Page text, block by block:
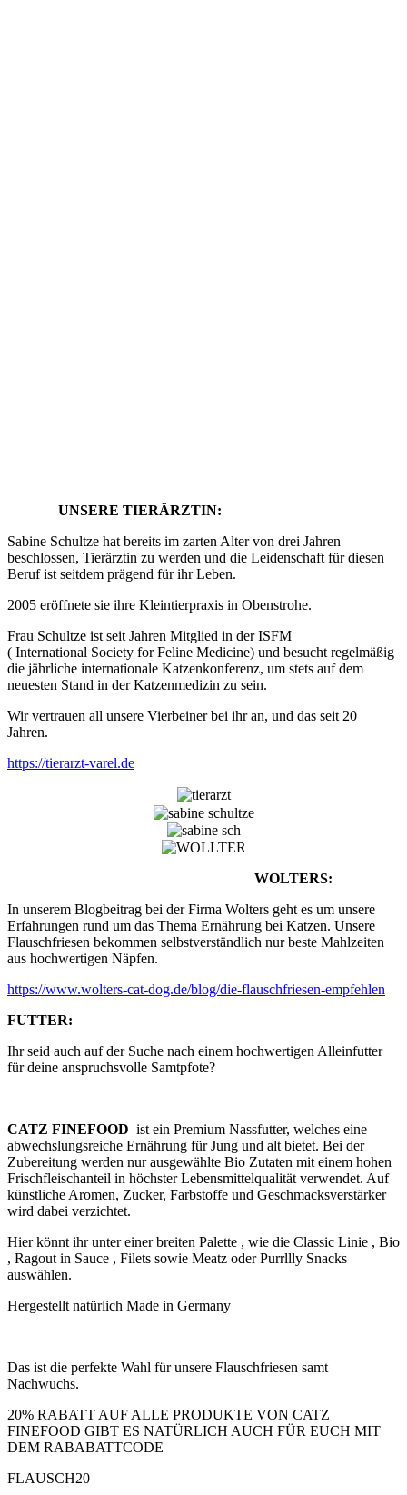
UNSERE TIERÄRZTIN:
Sabine Schultze hat bereits im zarten Alter von drei Jahren
beschlossen, Tierärztin zu werden und die Leidenschaft für diesen
Beruf ist seitdem prägend für ihr Leben.
2005 eröffnete sie ihre Kleintierpraxis in Obenstrohe.
Frau Schultze ist seit Jahren Mitglied in der ISFM
( International Society for Feline Medicine) und besucht regelmäßig
die jährliche internationale Katzenkonferenz, um stets auf dem
neuesten Stand in der Katzenmedizin zu sein.
Wir vertrauen all unsere Vierbeiner bei ihr an, und das seit 20
Jahren.
https://tierarzt-varel.de
WOLTERS:
In unserem Blogbeitrag bei der Firma Wolters geht es um unsere
Erfahrungen rund um das Thema Ernährung bei Katzen. Unsere
Flauschfriesen bekommen selbstverständlich nur beste Mahlzeiten
aus hochwertigen Näpfen.
https://www.wolters-cat-dog.de/blog/die-flauschfriesen-empfehlen
FUTTER:
Ihr seid auch auf der Suche nach einem hochwertigen Alleinfutter
für deine anspruchsvolle Samtpfote?
CATZ FINEFOOD ist ein Premium Nassfutter, welches eine
abwechslungsreiche Ernährung für Jung und alt bietet. Bei der
Zubereitung werden nur ausgewählte Bio Zutaten mit einem hohen
Frischfleischanteil in höchster Lebensmittelqualität verwendet. Auf
künstliche Aromen, Zucker, Farbstoffe und Geschmacksverstärker
wird dabei verzichtet.
Hier könnt ihr unter einer breiten Palette , wie die Classic Linie , Bio
, Ragout in Sauce , Filets sowie Meatz oder Purrllly Snacks
auswählen.
Hergestellt natürlich Made in Germany
Das ist die perfekte Wahl für unsere Flauschfriesen samt
Nachwuchs.
20% RABATT AUF ALLE PRODUKTE VON CATZ
FINEFOOD GIBT ES NATÜRLICH AUCH FÜR EUCH MIT
DEM RABABATTCODE
FLAUSCH20